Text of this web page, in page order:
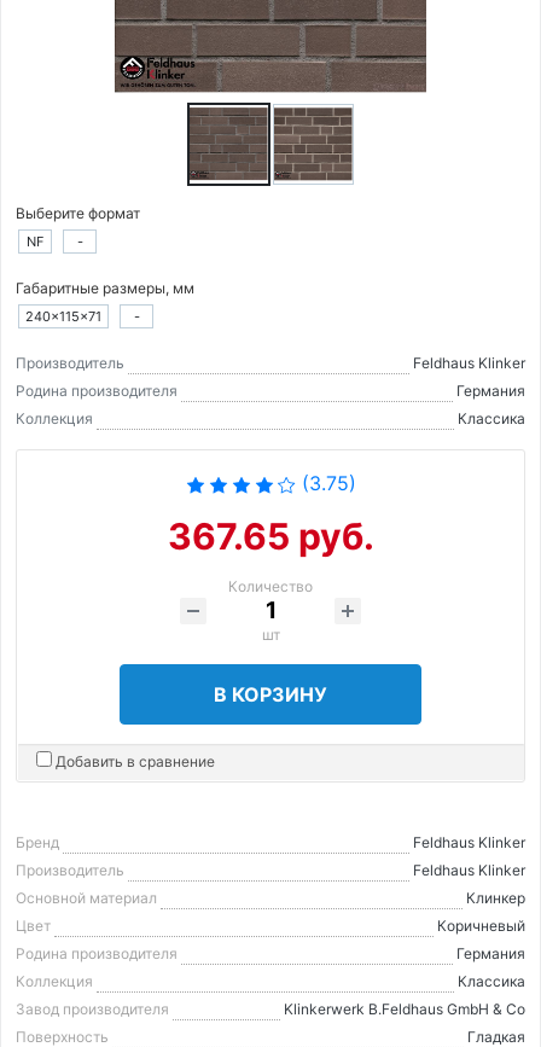
Выберите формат
NF -
Габаритные размеры, мм
240×115×71 -
Производитель
Feldhaus Klinker
Родина производителя
Германия
Коллекция
Классика
(3.75)
367.65 руб.
Количество
шт
В КОРЗИНУ
Добавить в сравнение
Бренд
Feldhaus Klinker
Производитель
Feldhaus Klinker
Основной материал
Клинкер
Цвет
Коричневый
Родина производителя
Германия
Коллекция
Классика
Завод производителя
Klinkerwerk B.Feldhaus GmbH & Co
Поверхность
Гладкая